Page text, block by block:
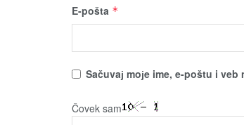
E-pošta *
Sačuvaј moјe ime, e-poštu i
Čovek sam